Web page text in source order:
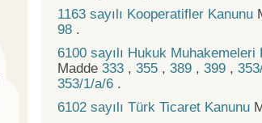
1163 sayılı Kooperatifler Kanunu
98 .
6100 sayılı Hukuk Muhakemeleri
Madde 333 , 355 , 389 , 399 ,
353/1/a/6 .
6102 sayılı Türk Ticaret Kanunu